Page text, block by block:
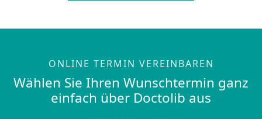
ONLINE TERMIN VEREINBAREN
Wählen Sie Ihren Wunschtermin ganz
einfach über Doctolib aus